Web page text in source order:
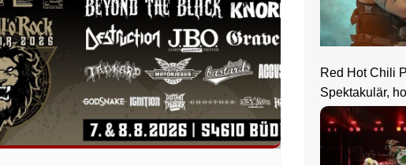
Red Hot Chili
Spektakulär,